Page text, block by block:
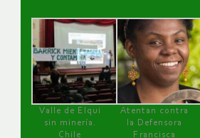
Valle de Elqui
sin minería.
Chile
Atentan contra
la Defensora
Francisca